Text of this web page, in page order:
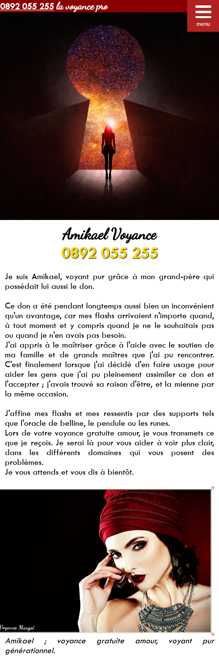
menu
0892 055 255 la voyance pro
Blog
Amikael Voyance
0892 055 255
Je suis Amikael, voyant pur grâce à mon grand-père qui
possédait lui aussi le don.
Ce don a été pendant longtemps aussi bien un inconvénient
qu'un avantage, car mes flashs arrivaient n'importe quand,
à tout moment et y compris quand je ne le souhaitais pas
ou quand je n'en avais pas besoin.
J'ai appris à le maîtriser grâce à l'aide avec le soutien de
ma famille et de grands maîtres que j'ai pu rencontrer.
C'est finalement lorsque j'ai décidé d'en faire usage pour
aider les gens que j'ai pu pleinement assimiler ce don et
l'accepter ; j'avais trouvé sa raison d'être, et la mienne par
la même occasion.
J'affine mes flashs et mes ressentis par des supports tels
que l'oracle de belline, le pendule ou les runes.
Lors de votre voyance gratuite amour, je vous transmets ce
que je reçois. Je serai là pour vous aider à voir plus clair,
dans les différents domaines qui vous posent des
problèmes.
Je vous attends et vous dis à bientôt.
Amikael ; voyance gratuite amour, voyant pur
générationnel.